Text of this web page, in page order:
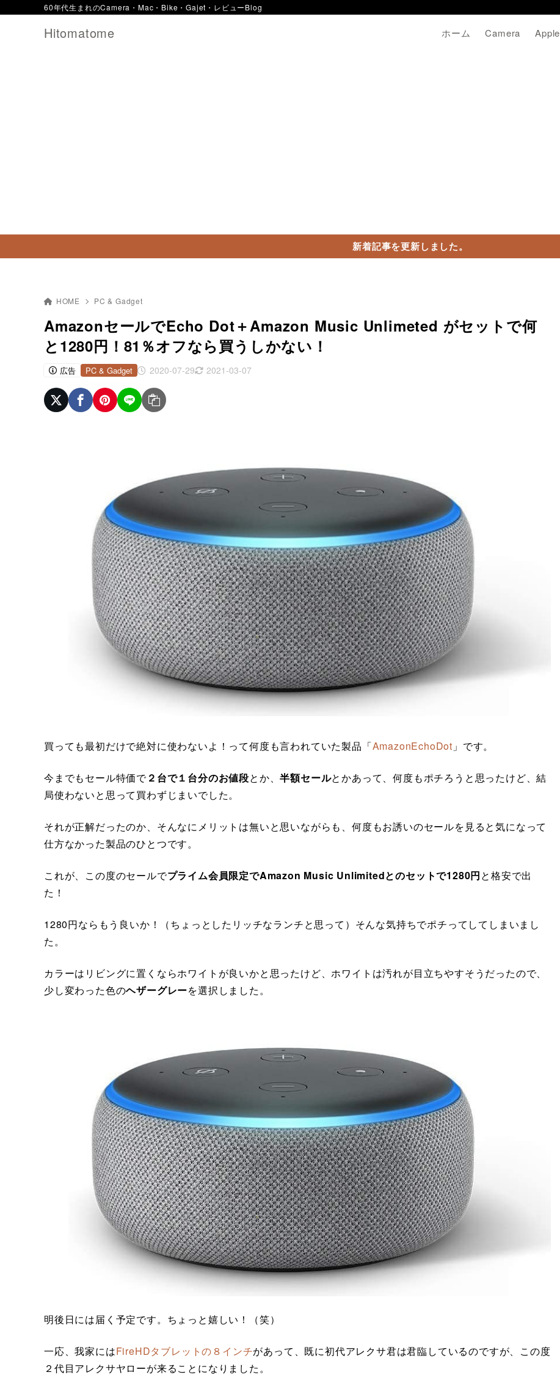
Hitomatome
60年代生まれのCamera・Mac・Bike・Gajet・レビューBlog
ホーム Camera Apple
新着記事を更新しました。
HOME PC & Gadget
AmazonセールでEcho Dot＋Amazon Music Unlimeted がセットで何
と1280円！81％オフなら買うしかない！
広告 2020-07-29 2021-03-07
PC & Gadget
買っても最初だけで絶対に使わないよ！って何度も言われていた製品「AmazonEchoDot 」です。
今までもセール特価で２台で１台分のお値段とか、半額セールとかあって、何度もポチろうと思ったけど、結
局使わないと思って買わずじまいでした。
それが正解だったのか、そんなにメリットは無いと思いながらも、何度もお誘いのセールを見ると気になって
仕方なかった製品のひとつです。
これが、この度のセールでプライム会員限定でAmazon Music Unlimitedとのセットで1280円と格安で出
た！
1280円ならもう良いか！（ちょっとしたリッチなランチと思って）そんな気持ちでポチってしてしまいまし
た。
カラーはリビングに置くならホワイトが良いかと思ったけど、ホワイトは汚れが目立ちやすそうだったので、
少し変わった色のヘザーグレーを選択しました。
明後日には届く予定です。ちょっと嬉しい！（笑）
一応、我家にはFireHDタブレットの８インチがあって、既に初代アレクサ君は君臨しているのですが、この度
２代目アレクサヤローが来ることになりました。